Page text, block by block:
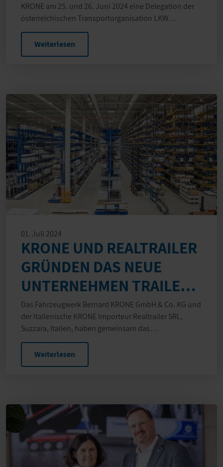
KRONE am 25. und 26. Juni 2024 eine Delegation der
österreichischen Transportorganisation LKW…
Weiterlesen
01. Juli 2024
KRONE UND REALTRAILER
GRÜNDEN DAS NEUE
UNTERNEHMEN TRAILER
SERVICE ITALIA S.R.L.
Das Fahrzeugwerk Bernard KRONE GmbH & Co. KG und
der italienische KRONE Importeur Realtrailer SRL,
Suzzara, Italien, haben gemeinsam das
Unternehmen…
Weiterlesen